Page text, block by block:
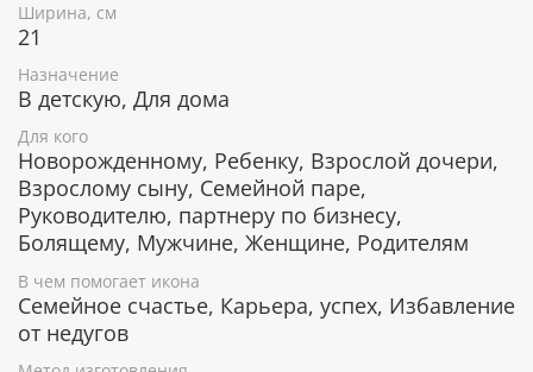
При окончательном оформлении образа
использовались специальные фронтажные грунты,
выравнивающие лаки и темперные краски. Венец и
поля иконы вручную украшены рельефным
орнаментом и натуральным жемчугом или
полудрагоценными камнями.
В чем помогает икона Богоматери
"Умягчение злых сердец"
От телесных недугов.
От вспышек гнева, раздражения, ссор.
Приносит мир и покой в семью, помогает
Ширина, см
21
Назначение
В детскую, Для дома
Для кого
Новорожденному, Ребенку, Взрослой дочери,
Взрослому сыну, Семейной паре,
Руководителю, партнеру по бизнесу,
Болящему, Мужчине, Женщине, Родителям
В чем помогает икона
Семейное счастье, Карьера, успех, Избавление
от недугов